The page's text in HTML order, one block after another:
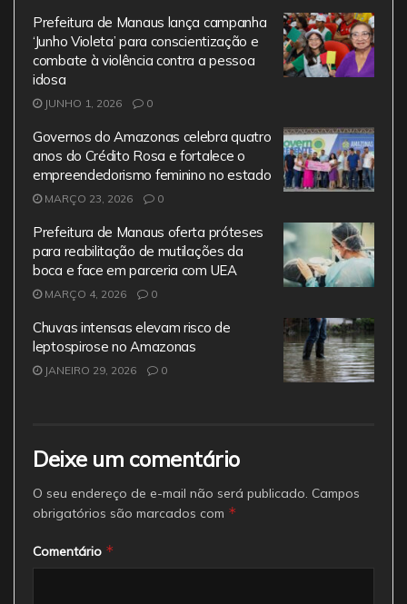
Prefeitura de Manaus lança campanha
‘Junho Violeta’ para conscientização e
combate à violência contra a pessoa
idosa
JUNHO 1, 2026 0
Governos do Amazonas celebra quatro
anos do Crédito Rosa e fortalece o
empreendedorismo feminino no estado
MARÇO 23, 2026 0
Prefeitura de Manaus oferta próteses
para reabilitação de mutilações da
boca e face em parceria com UEA
MARÇO 4, 2026 0
Chuvas intensas elevam risco de
leptospirose no Amazonas
JANEIRO 29, 2026 0
Deixe um comentário
O seu endereço de e-mail não será publicado. Campos
obrigatórios são marcados com *
Comentário *